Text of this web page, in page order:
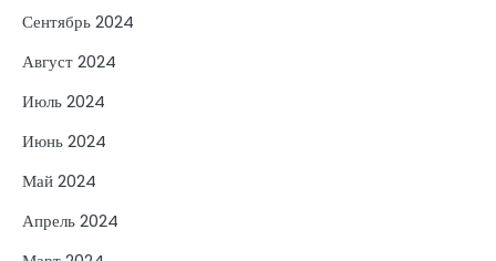
Сентябрь 2024
Август 2024
Июль 2024
Июнь 2024
Май 2024
Апрель 2024